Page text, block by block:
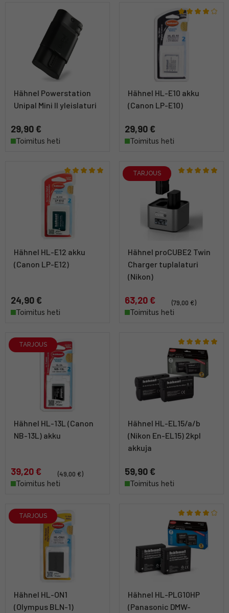
Hähnel Powerstation
Unipal Mini II yleislaturi
29,90 €
Toimitus heti
Hähnel HL-E10 akku
(Canon LP-E10)
29,90 €
Toimitus heti
Hähnel HL-E12 akku
(Canon LP-E12)
24,90 €
Toimitus heti
TARJOUS
Hähnel proCUBE2 Twin
Charger tuplalaturi
(Nikon)
63,20 €
(79,00 €)
Toimitus heti
TARJOUS
Hähnel HL-13L (Canon
NB-13L) akku
39,20 €
(49,00 €)
Toimitus heti
Hähnel HL-EL15/a/b
(Nikon En-EL15) 2kpl
akkuja
59,90 €
Toimitus heti
TARJOUS
Hähnel HL-ON1
(Olympus BLN-1)
Hähnel HL-PLG10HP
(Panasonic DMW-